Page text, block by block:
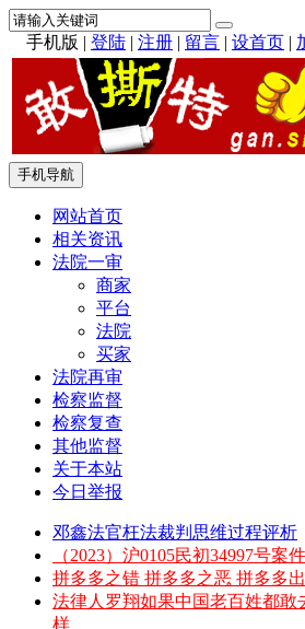
手机版 | 登陆 | 注册 | 留言 | 设首页 |
手机导航
网站首页
相关资讯
法院一审
商家
平台
法院
买家
法院再审
检察监督
检察复查
其他监督
关于本站
今日举报
邓鑫法官枉法裁判思维过程评析
（2023）沪0105民初34997号案
拼多多之错 拼多多之恶 拼多多
法律人罗翔如果中国老百姓都敢
样